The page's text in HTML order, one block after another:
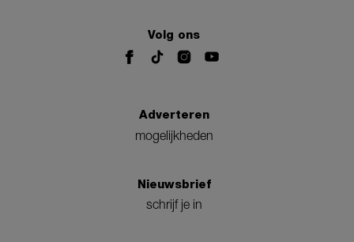
Volg ons
Adverteren
mogelijkheden
Nieuwsbrief
schrijf je in